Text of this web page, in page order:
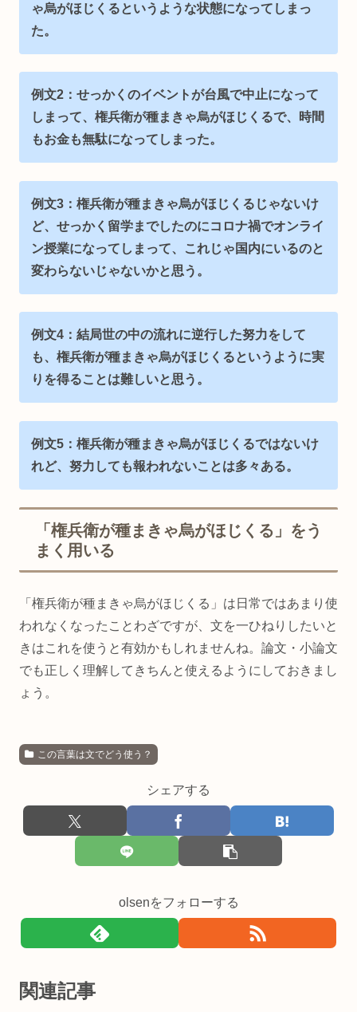
ゃ烏がほじくるというような状態になってしまっ
た。
例文2：せっかくのイベントが台風で中止になって
しまって、権兵衛が種まきゃ烏がほじくるで、時間
もお金も無駄になってしまった。
例文3： 権兵衛が種まきゃ烏がほじくるじゃないけ
ど、 せっかく留学までしたのにコロナ禍でオンライ
ン授業になってしまって、これじゃ国内にいるのと
変わらないじゃないかと思う。
例文4： 結局世の中の流れに逆行した努力をして
も、 権兵衛が種まきゃ烏がほじくるというように実
りを得ることは難しいと思う。
例文5：権兵衛が種まきゃ烏がほじくるではないけ
れど、努力しても報われないことは多々ある。
「権兵衛が種まきゃ烏がほじくる」をう
まく用いる
「権兵衛が種まきゃ烏がほじくる」は日常ではあまり使
われなくなったことわざですが、文を一ひねりしたいと
きはこれを使うと有効かもしれませんね。論文・小論文
でも正しく理解してきちんと使えるようにしておきまし
ょう。
この言葉は文でどう使う？
シェアする
olsenをフォローする
関連記事